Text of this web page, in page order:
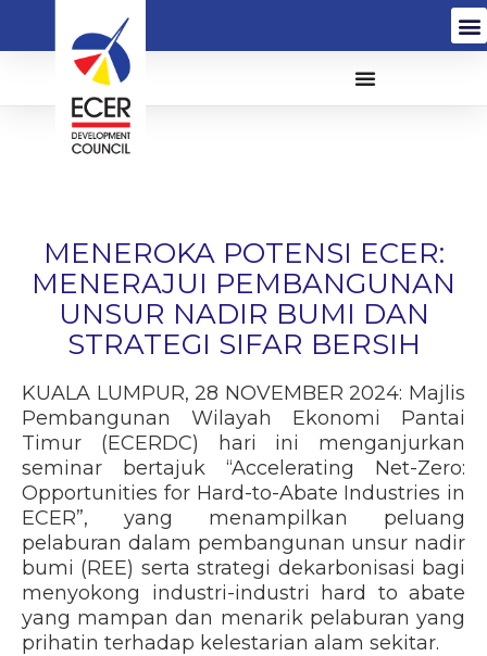
MENEROKA POTENSI ECER:
MENERAJUI PEMBANGUNAN
UNSUR NADIR BUMI DAN
STRATEGI SIFAR BERSIH
KUALA LUMPUR, 28 NOVEMBER 2024: Majlis
Pembangunan Wilayah Ekonomi Pantai
Timur (ECERDC) hari ini menganjurkan
seminar bertajuk “Accelerating Net-Zero:
Opportunities for Hard-to-Abate Industries in
ECER”, yang menampilkan peluang
pelaburan dalam pembangunan unsur nadir
bumi (REE) serta strategi dekarbonisasi bagi
menyokong industri-industri hard to abate
yang mampan dan menarik pelaburan yang
prihatin terhadap kelestarian alam sekitar.